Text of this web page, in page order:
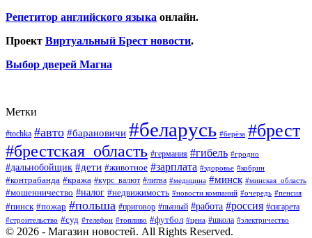
Репетитор английского языка онлайн.
Проект Виртуальный Брест новости.
Выбор дверей Магна
Метки
#tochka #авто #барановичи #беларусь #берёза #брест
#брестская_область #германия #гибель #гродно
#дальнобойщик #дети #животное #зарплата #здоровье #кобрин
#контрабанда #кража #курс_валют #литва #медицина #минск #минская_область
#мошенничество #налог #недвижимость #новости компаний #очередь #пенсия
#пинск #пожар #польша #приговор #пьяный #работа #россия #сигарета
#строительство #суд #телефон #топливо #футбол #цена #школа #электричество
© 2026 - Магазин новостей. All Rights Reserved.